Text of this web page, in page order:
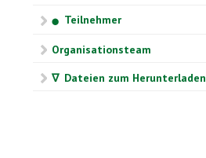
⬤ Teilnehmer
Organisationsteam
∇ Dateien zum Herunterladen